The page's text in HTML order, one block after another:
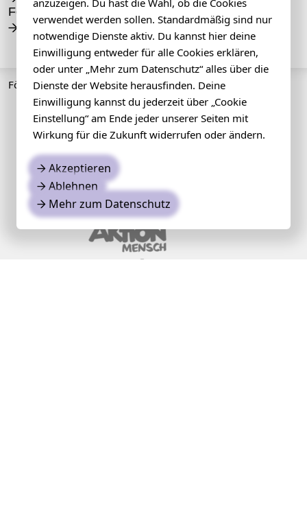
anzuzeigen. Du hast die Wahl, ob die Cookies
verwendet werden sollen. Standardmäßig sind nur
notwendige Dienste aktiv. Du kannst hier deine
Einwilligung entweder für alle Cookies erklären,
oder unter „Mehr zum Datenschutz“ alles über die
Dienste der Website herausfinden. Deine
Einwilligung kannst du jederzeit über „Cookie
Einstellung“ am Ende jeder unserer Seiten mit
Wirkung für die Zukunft widerrufen oder ändern.
→ Akzeptieren
→ Ablehnen
→ Mehr zum Datenschutz
Foundation
→ Spenden
Förderer